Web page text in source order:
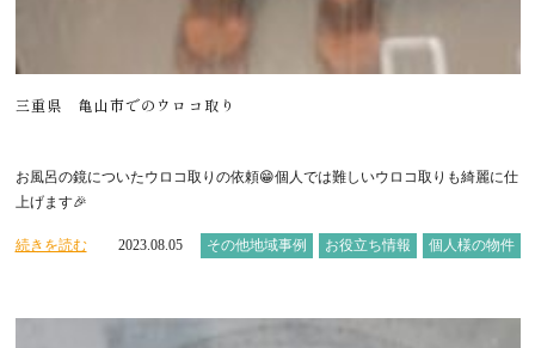
三重県 亀山市でのウロコ取り
お風呂の鏡についたウロコ取りの依頼😁個人では難しいウロコ取りも綺麗に仕
上げます🎉
続きを読む 2023.08.05 その他地域事例 お役立ち情報 個人様の物件